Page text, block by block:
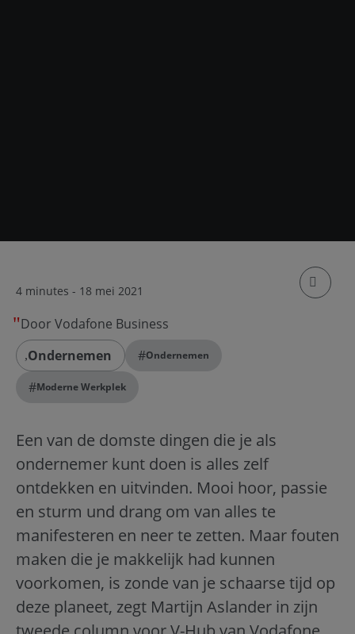
4 minutes - 18 mei 2021
klik om
Door Vodafone Business
Ondernemen
#Ondernemen
#Moderne Werkplek
Een van de domste dingen die je als
ondernemer kunt doen is alles zelf
ontdekken en uitvinden. Mooi hoor, passie
en sturm und drang om van alles te
manifesteren en neer te zetten. Maar fouten
maken die je makkelijk had kunnen
voorkomen, is zonde van je schaarse tijd op
deze planeet, zegt Martijn Aslander in zijn